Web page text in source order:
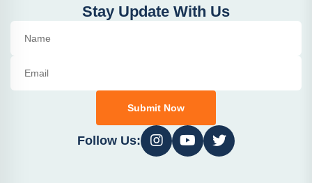
Stay Update With Us
Submit Now
Follow Us: